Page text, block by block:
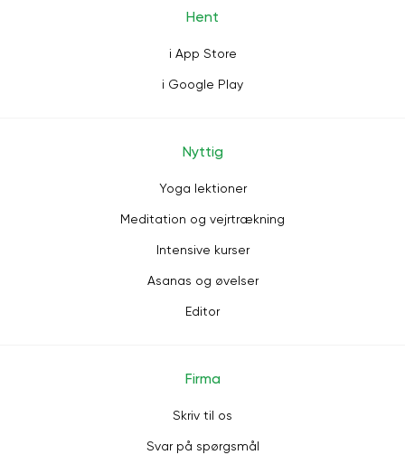
Hent
i App Store
i Google Play
Nyttig
Yoga lektioner
Meditation og vejrtrækning
Intensive kurser
Asanas og øvelser
Editor
Firma
Skriv til os
Svar på spørgsmål